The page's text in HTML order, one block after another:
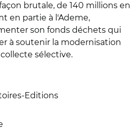
brutale, de 140 millions en
en partie à l'Ademe,
son fonds déchets qui
à soutenir la modernisation
sélective.
Editions